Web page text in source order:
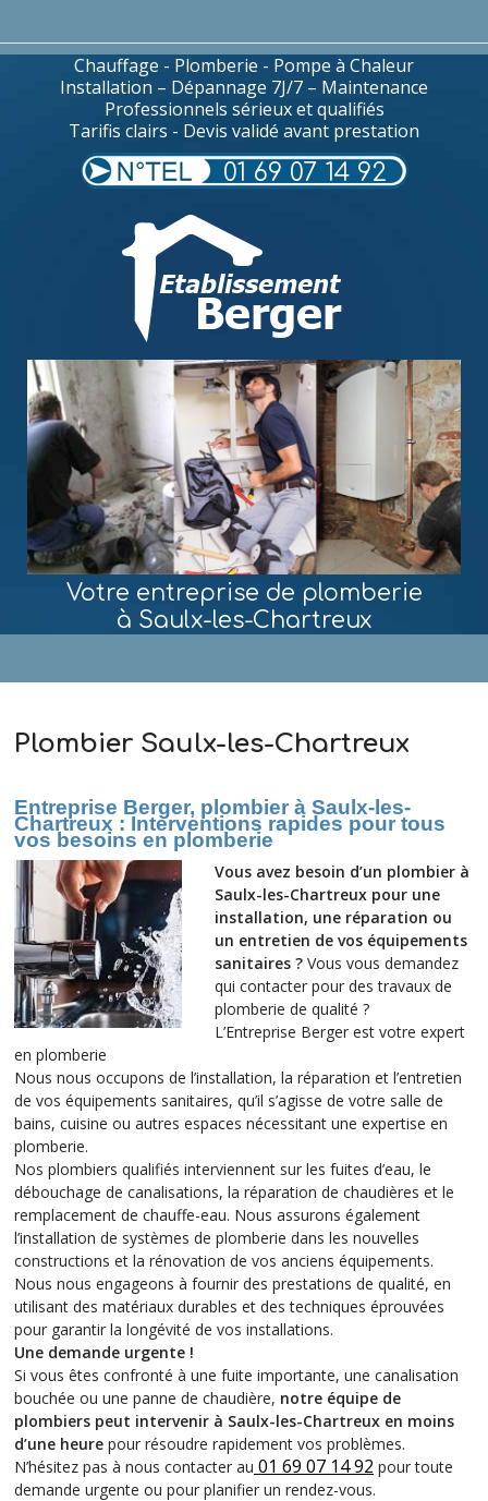
Chauffage - Plomberie - Pompe à Chaleur
Installation – Dépannage 7J/7 – Maintenance
Professionnels sérieux et qualifiés
Tarifis clairs - Devis validé avant prestation
01 69 07 14 92
Votre entreprise de plomberie
à Saulx-les-Chartreux
Plombier Saulx-les-Chartreux
Entreprise Berger, plombier à Saulx-les-
Chartreux : Interventions rapides pour tous
vos besoins en plomberie
Vous avez besoin d’un plombier à
Saulx-les-Chartreux pour une
installation, une réparation ou
un entretien de vos équipements
sanitaires ? Vous vous demandez
qui contacter pour des travaux de
plomberie de qualité ?
L’Entreprise Berger est votre expert
en plomberie
Nous nous occupons de l’installation, la réparation et l’entretien
de vos équipements sanitaires, qu’il s’agisse de votre salle de
bains, cuisine ou autres espaces nécessitant une expertise en
plomberie.
Nos plombiers qualifiés interviennent sur les fuites d’eau, le
débouchage de canalisations, la réparation de chaudières et le
remplacement de chauffe-eau. Nous assurons également
l’installation de systèmes de plomberie dans les nouvelles
constructions et la rénovation de vos anciens équipements.
Nous nous engageons à fournir des prestations de qualité, en
utilisant des matériaux durables et des techniques éprouvées
pour garantir la longévité de vos installations.
Une demande urgente !
Si vous êtes confronté à une fuite importante, une canalisation
bouchée ou une panne de chaudière, notre équipe de
plombiers peut intervenir à Saulx-les-Chartreux en moins
d’une heure pour résoudre rapidement vos problèmes.
N’hésitez pas à nous contacter au 01 69 07 14 92 pour toute
demande urgente ou pour planifier un rendez-vous.